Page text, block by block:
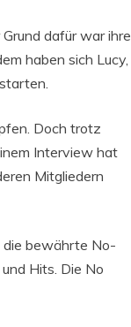
dafür war ihre
haben sich Lucy,
Doch trotz
Interview hat
Mitgliedern
die bewährte No-
Hits. Die No